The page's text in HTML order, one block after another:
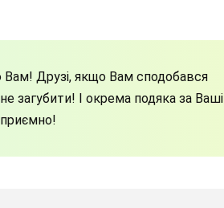
Друзі, якщо Вам сподобався
загубити! І окрема подяка за Ваші